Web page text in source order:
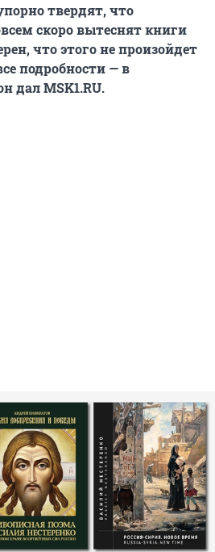
твердят, что
скоро вытеснят книги
что этого не произойдет
подробности — в
дал MSK1.RU.